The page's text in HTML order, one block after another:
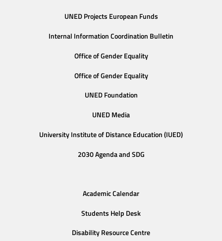
UNED Projects European Funds
Internal Information Coordination Bulletin
Office of Gender Equality
Office of Gender Equality
UNED Foundation
UNED Media
University Institute of Distance Education (IUED)
2030 Agenda and SDG
Academic Calendar
Students Help Desk
Disability Resource Centre